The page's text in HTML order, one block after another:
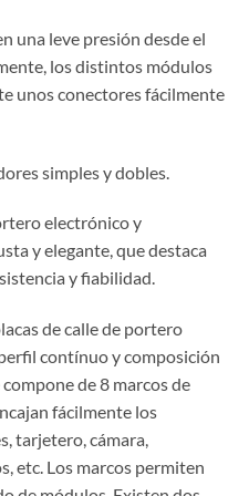
una leve presión desde el
los distintos módulos
unos conectores fácilmente
simples y dobles.
electrónico y
y elegante, que destaca
y fiabilidad.
de calle de portero
contínuo y composición
de 8 marcos de
fácilmente los
tarjetero, cámara,
etc. Los marcos permiten